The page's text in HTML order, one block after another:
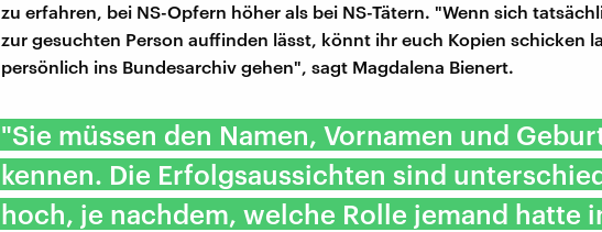
zu erfahren, bei NS-Opfern höher als bei NS-Tätern. "Wenn sich
zur gesuchten Person auffinden lässt, könnt ihr euch Kopien schicken
persönlich ins Bundesarchiv gehen", sagt Magdalena Bienert.
"Sie müssen den Namen, Vornamen und
kennen. Die Erfolgsaussichten sind
hoch, je nachdem, welche Rolle jemand hatte